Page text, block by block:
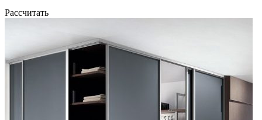
Рассчитать